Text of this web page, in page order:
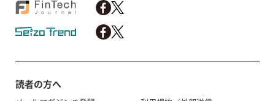
読者の方へ